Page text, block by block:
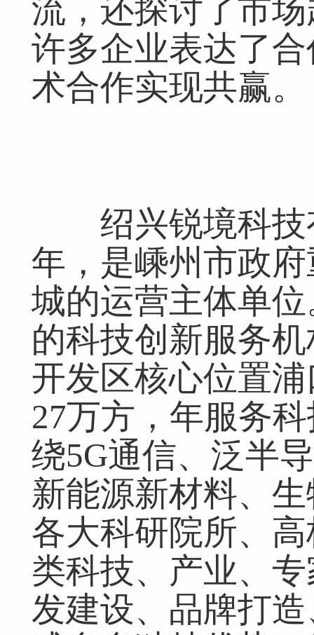
流，还探讨了市
许多企业表达了
术合作实现共赢。
绍兴锐境科技
年，是嵊州市政
城的运营主体单
的科技创新服务
开发区核心位置
27万方，年服务
绕5G通信、泛半
新能源新材料、
各大科研院所、
类科技、产业、
发建设、品牌打